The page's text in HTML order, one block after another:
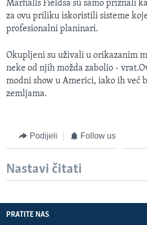
MAGAZIN
O GLASU AMERIKE
Learning English
PRATITE NAS
Marhalls Fieldsa su samo priznali
za ovu priliku iskoristili sisteme
profesionalni planinari.
Okupljeni su uživali u orikazanim
neke od njih možda zabolio -
modni show u Americi, iako ih već
zemljama.
Podijeli Follow us
Nastavi čitati
PRATITE NAS